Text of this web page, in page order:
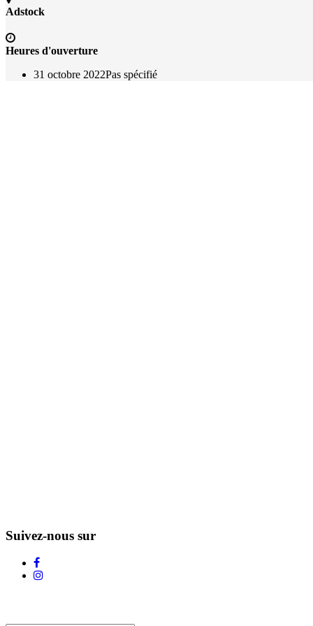
Adstock
Heures d'ouverture
31 octobre 2022Pas spécifié
Suivez-nous sur